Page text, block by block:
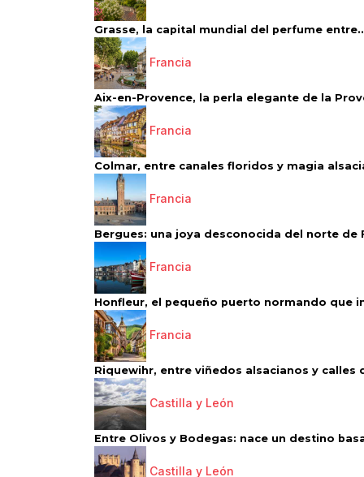
Grasse, la capital mundial del perfume
Francia
Aix-en-Provence, la perla elegante de la
Francia
Colmar, entre canales floridos y magia
Francia
Bergues: una joya desconocida del norte de
Francia
Honfleur, el pequeño puerto normando que
Francia
Riquewihr, entre viñedos alsacianos y calles
Castilla y León
Entre Olivos y Bodegas: nace un destino
Castilla y León